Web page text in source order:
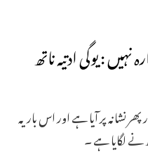
نہیں : یوگی ادتیہ ناتھ
نشانہ پر آیا ہے اور اس بار یہ
نے لگایا ہے ۔